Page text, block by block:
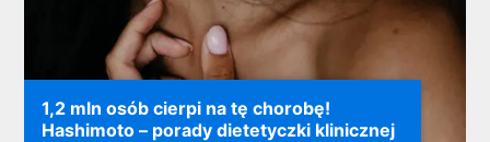
1,2 mln osób cierpi na tę chorobę!
Hashimoto – porady dietetyczki klinicznej